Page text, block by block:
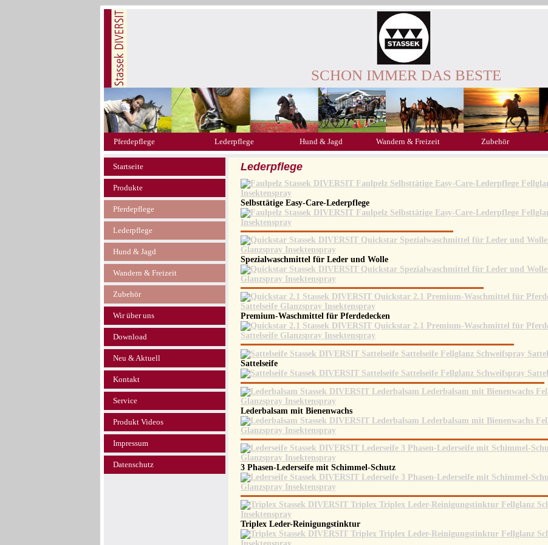
SCHON IMMER DAS BESTE
Pferdepflege Lederpflege Hund & Jagd Wandern & Freizeit Zubehör
Startseite
Produkte
Pferdepflege
Lederpflege
Hund & Jagd
Wandern & Freizeit
Zubehör
Wir über uns
Download
Neu & Aktuell
Kontakt
Service
Produkt Videos
Impressum
Datenschutz
Lederpflege
Selbsttätige Easy-Care-Lederpflege
Spezialwaschmittel für Leder und Wolle
Premium-Waschmittel für Pferdedecken
Sattelseife
Lederbalsam mit Bienenwachs
3 Phasen-Lederseife mit Schimmel-Schutz
Triplex Leder-Reinigungstinktur